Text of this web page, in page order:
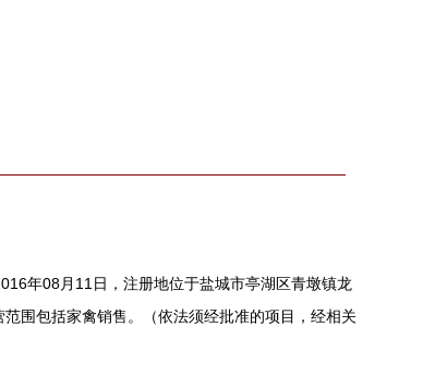
年08月11日，注册地位于盐城市亭湖区青墩镇龙
围包括家禽销售。（依法须经批准的项目，经相关